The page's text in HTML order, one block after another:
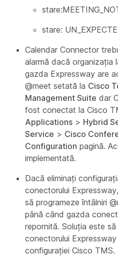
stare:
Calendar Connector
alarmă dacă organizația
gazda Expressway are
@meet setată la Cisco
Management Suite dar
fost conectat la Cisco
Applications > Hybrid
Service > Cisco
Configuration pagină.
implementată.
Dacă eliminați
conectorului
să programeze întâlniri
până când gazda
repornită. Soluția este
conectorului Expressway
configurației Cisco TMS.